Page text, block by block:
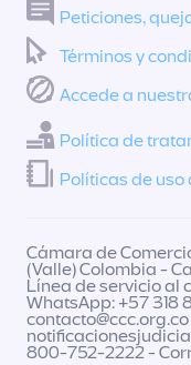
Peticiones,
Términos y
Accede a
Política de
Políticas de uso
Cámara de
(Valle) Colombia -
Línea de servicio al
WhatsApp: +57 318
contacto@ccc.org.co
800-752-2222 -